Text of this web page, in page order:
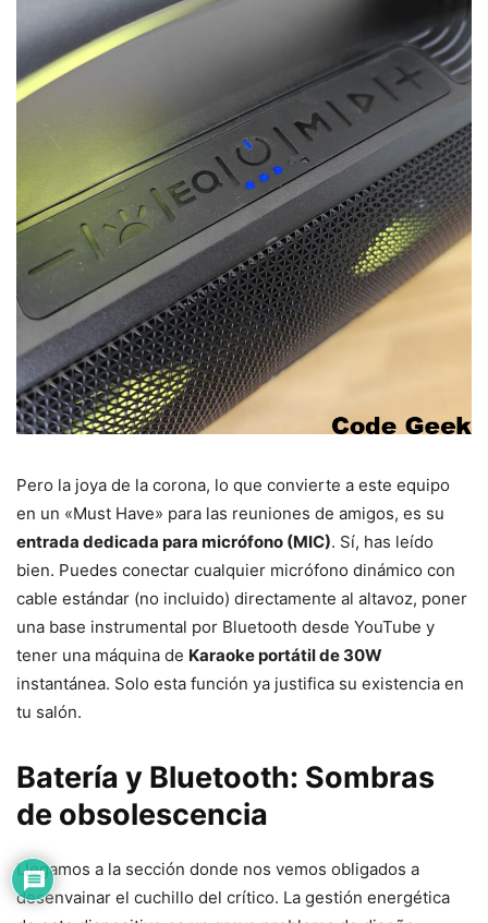
Pero la joya de la corona, lo que convierte a este equipo
en un «Must Have» para las reuniones de amigos, es su
entrada dedicada para micrófono (MIC). Sí, has leído
bien. Puedes conectar cualquier micrófono dinámico con
cable estándar (no incluido) directamente al altavoz, poner
una base instrumental por Bluetooth desde YouTube y
tener una máquina de Karaoke portátil de 30W
instantánea. Solo esta función ya justifica su existencia en
tu salón.
Batería y Bluetooth: Sombras
de obsolescencia
Llegamos a la sección donde nos vemos obligados a
desenvainar el cuchillo del crítico. La gestión energética